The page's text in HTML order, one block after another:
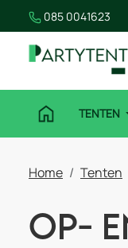
085 0041623
TENTEN
Home Tenten
Op-